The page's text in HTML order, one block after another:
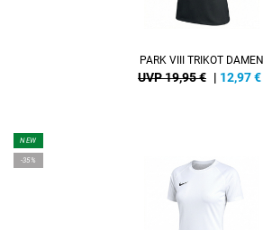
PARK VIII TRIKOT DAMEN
UVP 19,95 € | 12,97€
NEW
-35%